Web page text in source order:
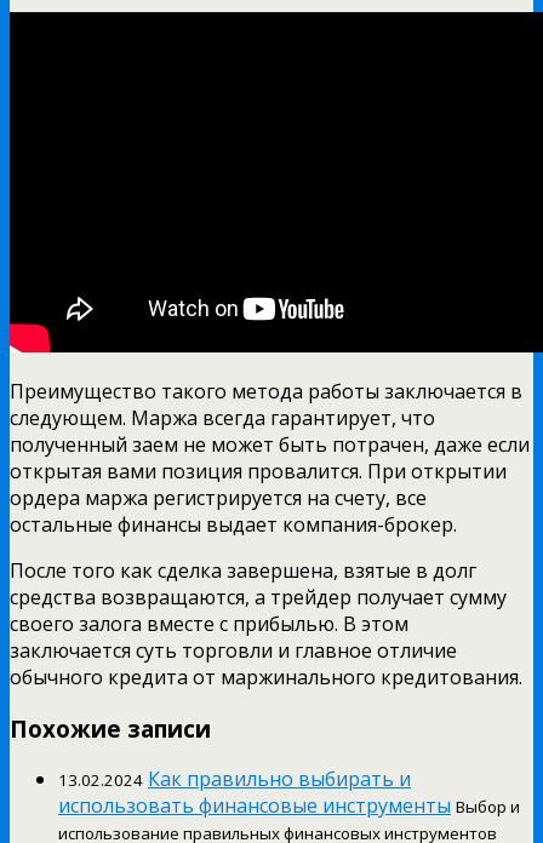
Преимущество такого метода работы заключается в
следующем. Маржа всегда гарантирует, что
полученный заем не может быть потрачен, даже если
открытая вами позиция провалится. При открытии
ордера маржа регистрируется на счету, все
остальные финансы выдает компания-брокер.
После того как сделка завершена, взятые в долг
средства возвращаются, а трейдер получает сумму
своего залога вместе с прибылью. В этом
заключается суть торговли и главное отличие
обычного кредита от маржинального кредитования.
Похожие записи
13.02.2024 Как правильно выбирать и
использовать финансовые инструменты Выбор и
использование правильных финансовых инструментов